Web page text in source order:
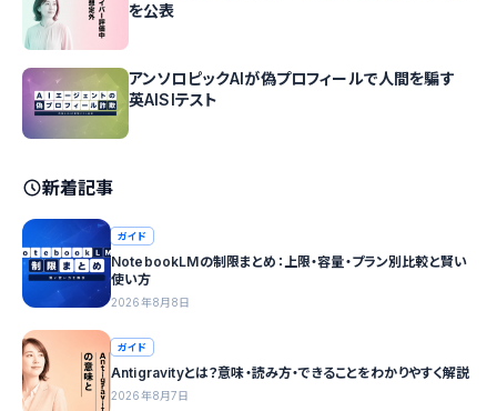
を公表
アンソロピックAIが偽プロフィールで人間を騙す
英AISIテスト
新着記事
ガイド
NotebookLMの制限まとめ：上限・容量・プラン別比較と賢い
使い方
2026年8月8日
ガイド
Antigravityとは？意味・読み方・できることをわかりやすく解説
2026年8月7日